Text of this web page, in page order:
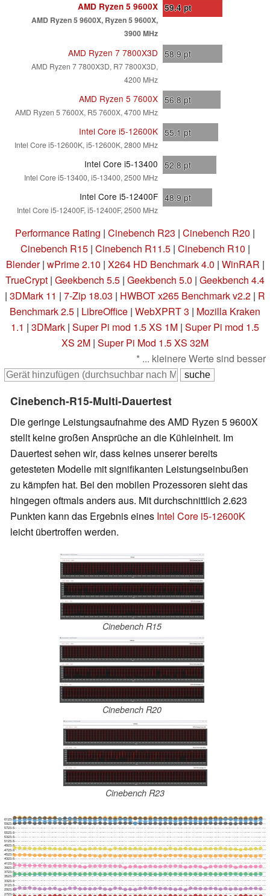
AMD Ryzen 5 9600X
AMD Ryzen 5 9600X, Ryzen 5 9600X,
3900 MHz
59.4pt
AMD Ryzen 7 7800X3D
AMD Ryzen 7 7800X3D, R7 7800X3D,
4200 MHz
58.9 pt
AMD Ryzen 5 7600X
AMD Ryzen 5 7600X, R5 7600X, 4700 MHz
56.8 pt
Intel Core i5-12600K
Intel Core i5-12600K, i5-12600K, 2800 MHz
55.1 pt
Intel Core i5-13400
Intel Core i5-13400, i5-13400, 2500 MHz
52.8 pt
Intel Core i5-12400F
Intel Core i5-12400F, i5-12400F, 2500 MHz
48.9 pt
Performance Rating | Cinebench R23 | Cinebench R20 |
Cinebench R15| Cinebench R11.5| Cinebench R10 |
Blender| wPrime 2.10 | X264 HD Benchmark 4.0 | WinRAR |
TrueCrypt | Geekbench 5.5 | Geekbench 5.0 | Geekbench 4.4
| 3DMark 11 | 7-Zip 18.03 | HWBOT x265 Benchmark v2.2 | R
Benchmark 2.5 | LibreOffice | WebXPRT 3 | Mozilla Kraken
1.1 | 3DMark | Super Pi mod 1.5 XS 1M | Super Pi mod 1.5
XS 2M | Super Pi Mod 1.5 XS 32M
* ... kleinere Werte sind besser
Cinebench-R15-Multi-Dauertest
Die geringe Leistungsaufnahme des AMD Ryzen 5 9600X
stellt keine großen Ansprüche an die Kühleinheit. Im
Dauertest sehen wir, dass keines unserer bereits
getesteten Modelle mit signifikanten Leistungseinbußen
zu kämpfen hat. Bei den mobilen Prozessoren sieht das
hingegen oftmals anders aus. Mit durchschnittlich 2.623
Punkten kann das Ergebnis eines Intel Core i5-12600K
leicht übertroffen werden.
Cinebench R15
Cinebench R20
Cinebench R23
2723.6
2923.6
3123.6
3323.6
3523.6
3723.6
3923.6
4123.6
4323.6
4523.6
4723.6
4923.6
5123.6
5323.6
5523.6
5723.6
5923.6
6123.6